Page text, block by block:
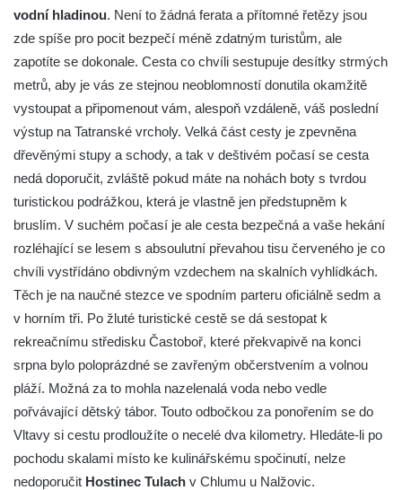
vodní hladinou. Není to žádná ferata a přítomné řetězy jsou
zde spíše pro pocit bezpečí méně zdatným turistům, ale
zapotíte se dokonale. Cesta co chvíli sestupuje desítky strmých
metrů, aby je vás ze stejnou neoblomností donutila okamžitě
vystoupat a připomenout vám, alespoň vzdáleně, váš poslední
výstup na Tatranské vrcholy. Velká část cesty je zpevněna
dřevěnými stupy a schody, a tak v deštivém počasí se cesta
nedá doporučit, zvláště pokud máte na nohách boty s tvrdou
turistickou podrážkou, která je vlastně jen předstupněm k
bruslím. V suchém počasí je ale cesta bezpečná a vaše hekání
rozléhající se lesem s absoulutní převahou tisu červeného je co
chvíli vystřídáno obdivným vzdechem na skalních vyhlídkách.
Těch je na naučné stezce ve spodním parteru oficiálně sedm a
v horním tři. Po žluté turistické cestě se dá sestopat k
rekreačnímu středisku Častoboř, které překvapivě na konci
srpna bylo poloprázdné se zavřeným občerstvením a volnou
pláží. Možná za to mohla nazelenalá voda nebo vedle
pořvávající dětský tábor. Touto odbočkou za ponořením se do
Vltavy si cestu prodloužíte o necelé dva kilometry. Hledáte-li po
pochodu skalami místo ke kulinářskému spočinutí, nelze
nedoporučit Hostinec Tulach v Chlumu u Nalžovic.